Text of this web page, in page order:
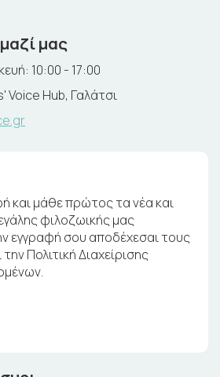
μας
10:00 - 17:00
Voice Hub, Γαλάτσι
και μάθε πρώτος τα νέα και
φιλοζωικής μας
εγγραφή σου αποδέχεσαι τους
Πολιτική Διαχείρισης